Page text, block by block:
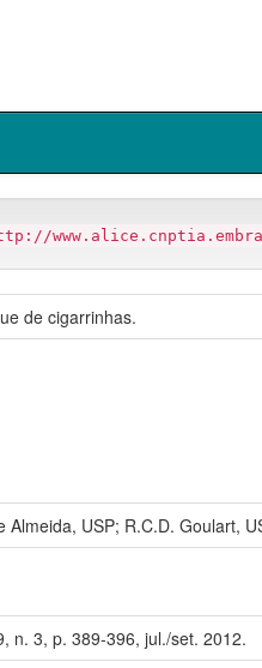
de cigarrinhas.
USP; R.C.D. Goulart,
n. 3, p. 389-396, jul./set. 2012.